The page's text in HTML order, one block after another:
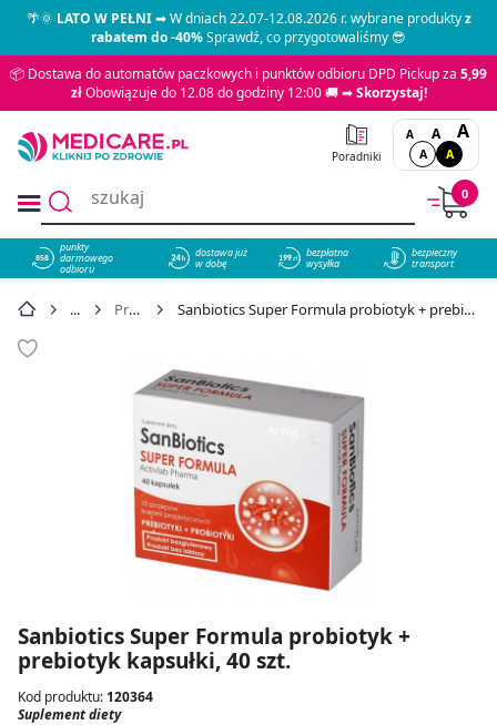
🌴🌞LATO W PEŁNI➡ W dniach 22.07-12.08.2026 r. wybrane produktyz
rabatem do -40%Sprawdź, co przygotowaliśmy 😎
📦 Dostawa do automatów paczkowych i punktów odbioru DPD Pickup za 5,99
złObowiązuje do 12.08 do godziny 12:00 🚚 ➡Skorzystaj!
Poradniki
A A A
A A
0
858
punkty
darmowego
odbioru
dostawa już
w dobę
bezpłatna
wysyłka
bezpieczny
transport
Probiotyki Sanbiotics Super Formula probiotyk + prebiotyk kapsułki, 40 szt. - cena 32,79 zł
Sanbiotics Super Formula probiotyk +
prebiotyk kapsułki, 40 szt.
Kod produktu: 120364
Suplement diety